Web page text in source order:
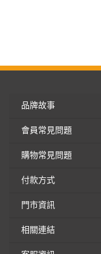
品牌故事
會員常見問題
購物常見問題
付款方式
門市資訊
相關連結